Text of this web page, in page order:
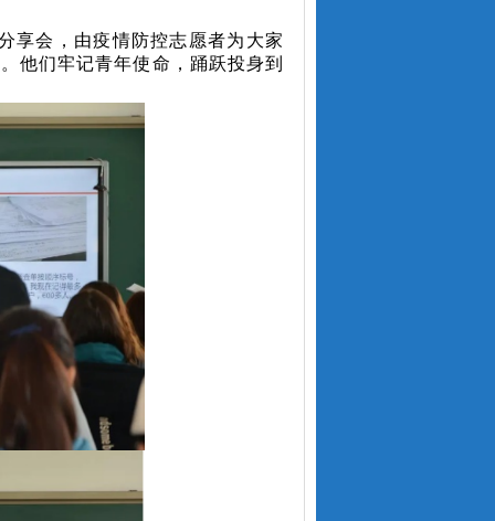
享会，由疫情防控志愿者为大家
他们牢记青年使命，踊跃投身到